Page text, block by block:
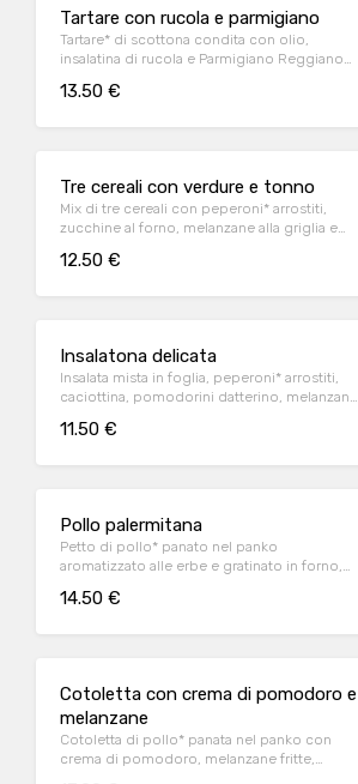
Tartare con rucola e parmigiano
Tartare* di scottona condita con olio,
insalatina di rucola e Parmigiano Reggiano
13.50 €
Tre cereali con verdure e tonno
Mix di tre cereali con peperoni* arrostiti,
zucchine al forno, melanzane alla griglia e
12.50 €
Insalatona delicata
Insalata mista in foglia, peperoni* arrostiti,
caciottina, pomodorini datterino, melanzane
11.50 €
Pollo palermitana
Petto di pollo* panato nel panko
aromatizzato alle erbe e gratinato in forno,
14.50 €
Cotoletta con crema di pomodoro e
melanzane
Cotoletta di pollo* panata nel panko con
crema di pomodoro, melanzane fritte,